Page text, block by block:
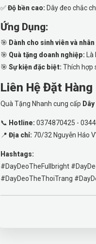
✅Độ bền cao: Dây đeo chắc
Ứng Dụng:
🎯 Dành cho sinh viên và
🎯 Quà tặng doanh nghiệp:
🎯 Sự kiện đặc biệt: Thích hợp
Liên Hệ Đặt Hàng
Quà Tặng Nhanh cung cấp
📞 Hotline: 0374870425 -
📍 Địa chỉ: 70/32 Nguyễn Háo
Hashtags:
#DayDeoTheFullbright
#DayDeoTheThoiTrang